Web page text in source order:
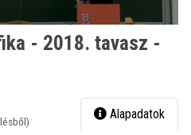
- 2018. tavasz -
Alapadatok